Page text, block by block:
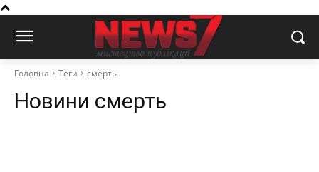
Головна Теги смерть
Новини смерть